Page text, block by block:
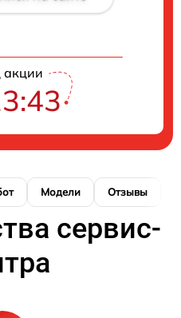
акции
Модели Отзывы
сервис-